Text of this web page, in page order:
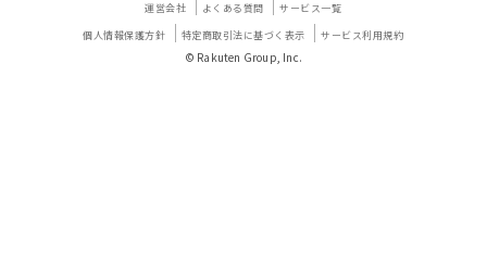
運営会社 よくある質問
サービス一覧
個人情報保護方針
特定商取引法に基づく表示 サービス利用規約
© Rakuten Group, Inc.